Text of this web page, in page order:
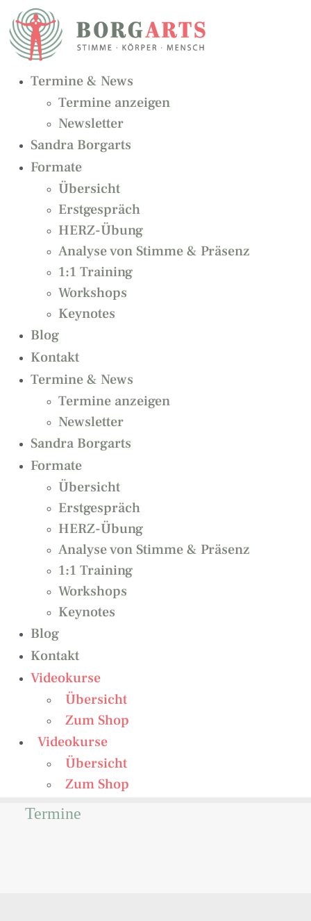
Inhalt
springen
Termine & News
Termine anzeigen
Newsletter
Sandra Borgarts
Formate
Übersicht
Erstgespräch
HERZ-Übung
Analyse von Stimme & Präsenz
1:1 Training
Workshops
Keynotes
Blog
Kontakt
Termine & News
Termine anzeigen
Newsletter
Sandra Borgarts
Formate
Übersicht
Erstgespräch
HERZ-Übung
Analyse von Stimme & Präsenz
1:1 Training
Workshops
Keynotes
Blog
Kontakt
Videokurse
Übersicht
Zum Shop
Videokurse
Übersicht
Zum Shop
Termine